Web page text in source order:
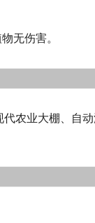
物无伤害。
代农业大棚 自